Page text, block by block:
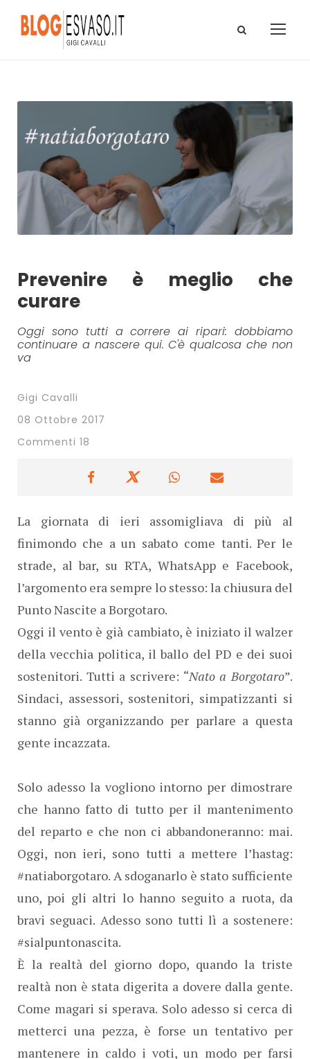
Prevenire è meglio che
curare
Oggi sono tutti a correre ai ripari: dobbiamo
continuare a nascere qui. C'è qualcosa che non
va
Gigi Cavalli
08 Ottobre 2017
Commenti 18
La giornata di ieri assomigliava di più al
finimondo che a un sabato come tanti. Per le
strade, al bar, su RTA, WhatsApp e Facebook,
l’argomento era sempre lo stesso: la chiusura del
Punto Nascite a Borgotaro.
Oggi il vento è già cambiato, è iniziato il walzer
della vecchia politica, il ballo del PD e dei suoi
sostenitori. Tutti a scrivere: “Nato a Borgotaro”.
Sindaci, assessori, sostenitori, simpatizzanti si
stanno già organizzando per parlare a questa
gente incazzata.
Solo adesso la vogliono intorno per dimostrare
che hanno fatto di tutto per il mantenimento
del reparto e che non ci abbandoneranno: mai.
Oggi, non ieri, sono tutti a mettere l’hastag:
#natiaborgotaro. A sdoganarlo è stato sufficiente
uno, poi gli altri lo hanno seguito a ruota, da
bravi seguaci. Adesso sono tutti lì a sostenere:
#sialpuntonascita.
È la realtà del giorno dopo, quando la triste
realtà non è stata digerita a dovere dalla gente.
Come magari si sperava. Solo adesso si cerca di
metterci una pezza, è forse un tentativo per
mantenere in caldo i voti, un modo per farsi